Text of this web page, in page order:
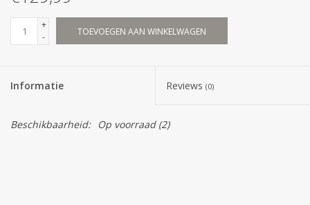
+
-
TOEVOEGEN AAN WINKELWAGEN
Informatie Reviews (0)
Beschikbaarheid: Op voorraad(2)